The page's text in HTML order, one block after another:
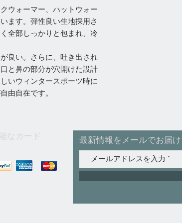
ウォーマー、ハットウォー
ます。弾性良い生地採用さ
全部しっかりと包まれ、冷
良い。さらに、吐き出され
と鼻の部分が穴開けた設計
いウィンタースポーツ時に
由自在です。
なカード 最新情報をメールでお届